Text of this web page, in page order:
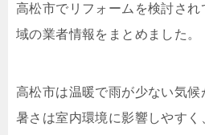
高松市でリフォームを検討さ
域の業者情報をまとめました。
高松市は温暖で雨が少ない気
暑さは室内環境に影響しやすく